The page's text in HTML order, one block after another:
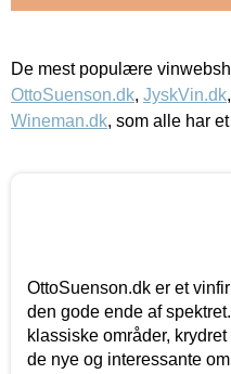
De mest populære
OttoSuenson.dk, JyskVin.dk,
Wineman.dk, som alle har
OttoSuenson.dk er et
den gode ende af
klassiske områder,
de nye og interessante